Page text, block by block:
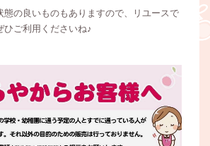
態の良いものもありますので、リユースで
ひご利用くださいね♪